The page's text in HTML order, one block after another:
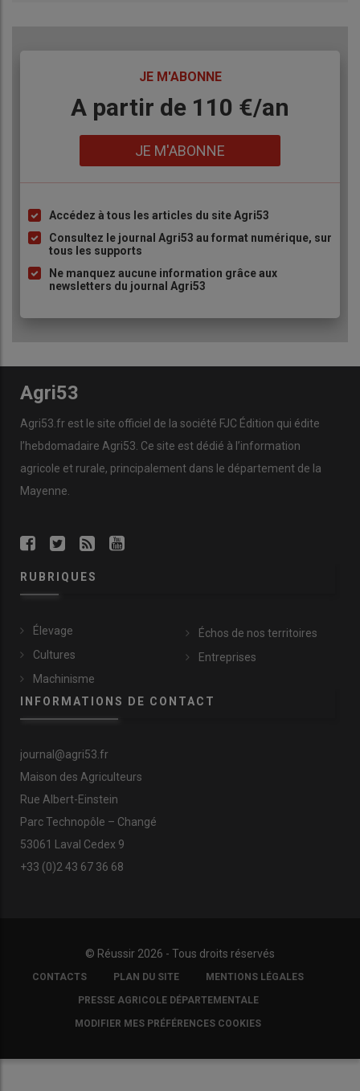
JE M'ABONNE
BodyA partir de 110 €/an
JE M'ABONNE
Liste
à
puce
Accédez à tous les articles du site Agri53
Consultez le journal Agri53 au format numérique, sur
tous les supports
Ne manquez aucune information grâce aux
newsletters du journal Agri53
Agri53
Agri53.fr est le site officiel de la société FJC Édition qui édite
l’hebdomadaire Agri53. Ce site est dédié à l’information
agricole et rurale, principalement dans le département de la
Mayenne.
RUBRIQUES
Élevage
Cultures
Machinisme
Échos de nos territoires
Entreprises
INFORMATIONS DE CONTACT
journal@agri53.fr
Maison des Agriculteurs
Rue Albert-Einstein
Parc Technopôle – Changé
53061 Laval Cedex 9
+33 (0)2 43 67 36 68
© Réussir 2026 - Tous droits réservés
FOOTER
COPYRIGHT
CONTACTS PLAN DU SITE MENTIONS LÉGALES
PRESSE AGRICOLE DÉPARTEMENTALE
MODIFIER MES PRÉFÉRENCES COOKIES